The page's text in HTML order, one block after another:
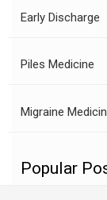
Early Discharge
Piles Medicine
Migraine
Popular